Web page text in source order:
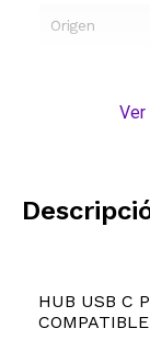
Origen
HUB USB C
COMPATIBLE